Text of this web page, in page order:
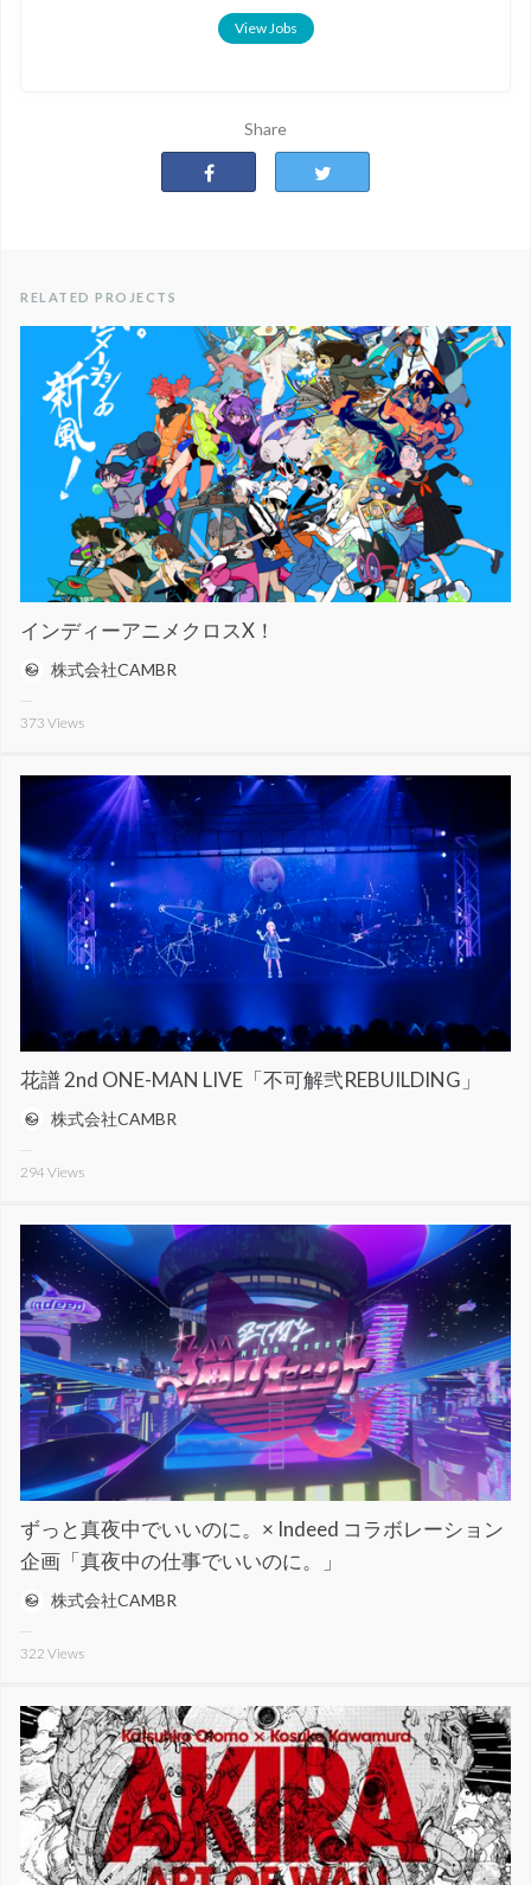
View Jobs
Share
RELATED PROJECTS
インディーアニメクロスX！
株式会社CAMBR
373 Views
花譜 2nd ONE-MAN LIVE「不可解弐REBUILDING」
株式会社CAMBR
294 Views
ずっと真夜中でいいのに。× Indeed コラボレーション
企画「真夜中の仕事でいいのに。」
株式会社CAMBR
322 Views